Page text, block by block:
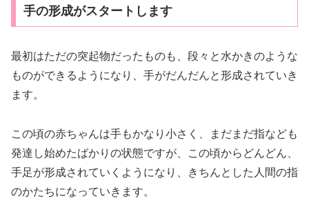
手の形成がスタートします
最初はただの突起物だったものも、段々と水かきのような
ものができるようになり、手がだんだんと形成されていき
ます。
この頃の赤ちゃんは手もかなり小さく、まだまだ指なども
発達し始めたばかりの状態ですが、この頃からどんどん、
手足が形成されていくようになり、きちんとした人間の指
のかたちになっていきます。